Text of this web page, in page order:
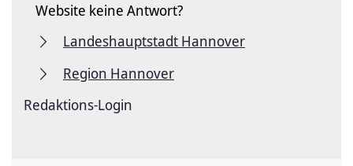
Website keine Antwort?
Landeshauptstadt Hannover
Region Hannover
Redaktions-Login